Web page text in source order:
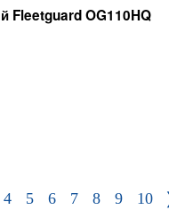
Fleetguard OG110HQ
4 5 6 7 8 9 10